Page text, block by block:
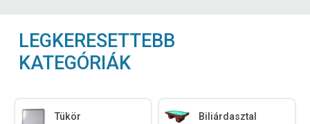
LEGKERESETTEBB
KATEGÓRIÁK
Tükör Biliárdasztal